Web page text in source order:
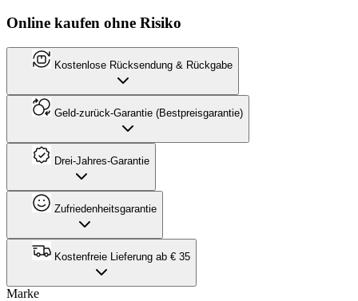
Online kaufen ohne Risiko
Kostenlose Rücksendung & Rückgabe
Geld-zurück-Garantie (Bestpreisgarantie)
Drei-Jahres-Garantie
Zufriedenheitsgarantie
Kostenfreie Lieferung ab € 35
Marke